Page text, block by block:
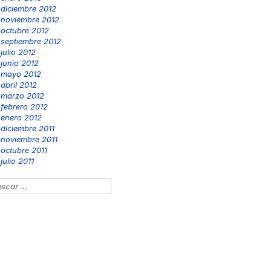
diciembre 2012
noviembre 2012
octubre 2012
septiembre 2012
julio 2012
junio 2012
mayo 2012
abril 2012
marzo 2012
febrero 2012
enero 2012
diciembre 2011
noviembre 2011
octubre 2011
julio 2011